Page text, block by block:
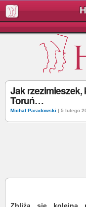
Jak
Toruń…
Michal Paradowski | 5 lutego